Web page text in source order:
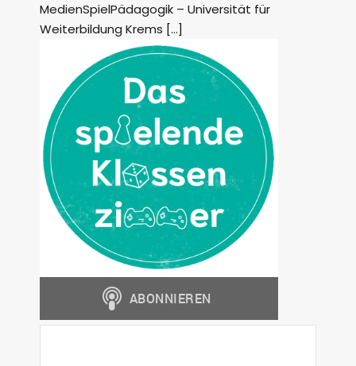
MedienSpielPädagogik – Universität für
Weiterbildung Krems […]